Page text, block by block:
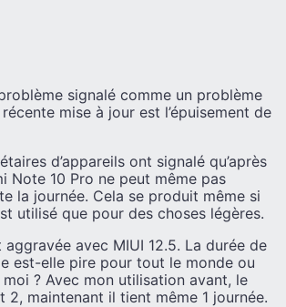
signalé comme un problème
mise à jour est l’épuisement de
d’appareils ont signalé qu’après
Note 10 Pro ne peut même pas
la journée. Cela se produit même si
utilisé que pour des choses légères.
aggravée avec MIUI 12.5. La durée de
est-elle pire pour tout le monde ou
? Avec mon utilisation avant, le
2, maintenant il tient même 1 journée.